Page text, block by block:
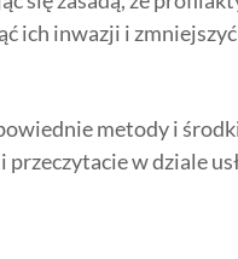
ich inwazji i zmniejszyć
metody i
w dziale